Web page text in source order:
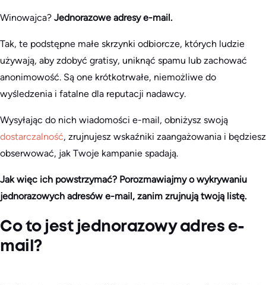
Winowajca? Jednorazowe adresy e-mail.
Tak, te podstępne małe skrzynki odbiorcze, których ludzie
używają, aby zdobyć gratisy, uniknąć spamu lub zachować
anonimowość. Są one krótkotrwałe, niemożliwe do
wyśledzenia i fatalne dla reputacji nadawcy.
Wysyłając do nich wiadomości e-mail, obniżysz swoją
dostarczalność, zrujnujesz wskaźniki zaangażowania i będziesz
obserwować, jak Twoje kampanie spadają.
Jak więc ich powstrzymać? Porozmawiajmy o wykrywaniu
jednorazowych adresów e-mail, zanim zrujnują twoją listę.
Co to jest jednorazowy adres e-
mail?